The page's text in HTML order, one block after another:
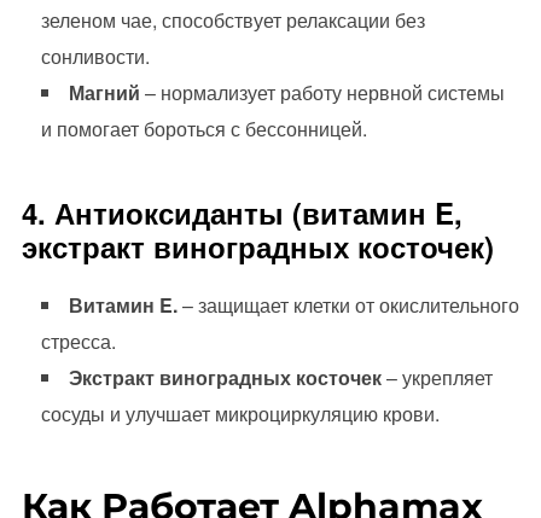
зеленом чае, способствует релаксации без
сонливости.
Магний – нормализует работу нервной системы
и помогает бороться с бессонницей.
4. Антиоксиданты (витамин E,
экстракт виноградных косточек)
Витамин E.– защищает клетки от окислительного
стресса.
Экстракт виноградных косточек– укрепляет
сосуды и улучшает микроциркуляцию крови.
Как Работает Alphamax